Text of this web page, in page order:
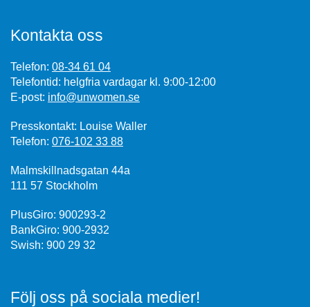
Kontakta oss
Telefon: 08-34 61 04
Telefontid: helgfria vardagar kl. 9:00-12:00
E-post: info@unwomen.se
Presskontakt: Louise Waller
Telefon: 076-102 33 88
Malmskillnadsgatan 44a
111 57 Stockholm
PlusGiro: 900293-2
BankGiro: 900-2932
Swish: 900 29 32
Följ oss på sociala medier!